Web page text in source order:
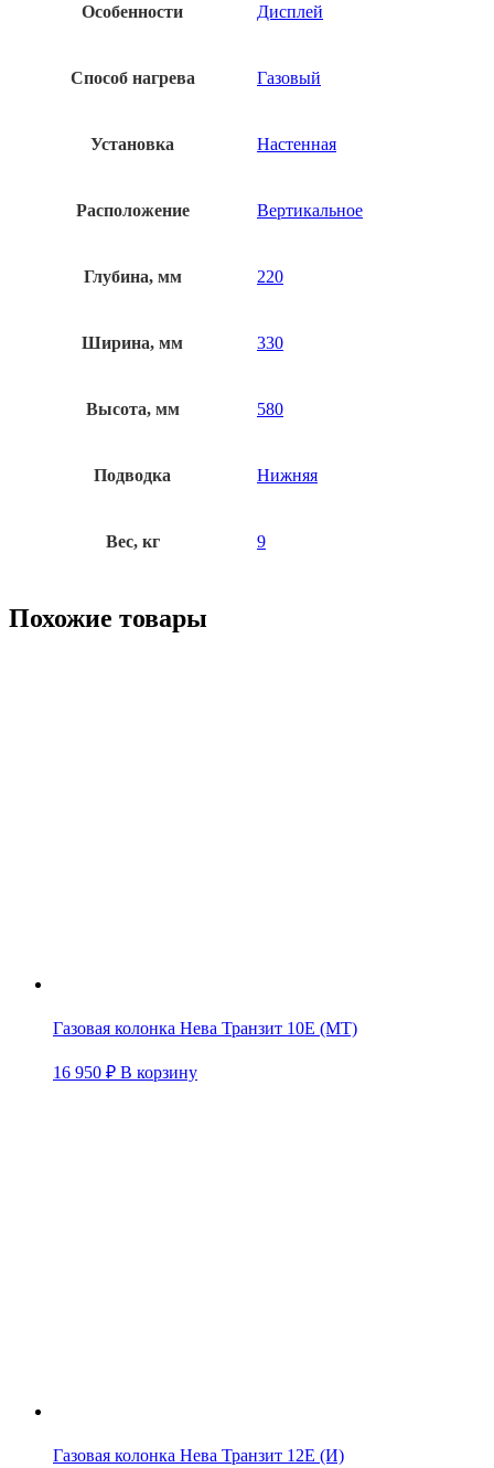
Особенности Дисплей
Способ нагрева Газовый
Установка Настенная
Расположение Вертикальное
Глубина, мм 220
Ширина, мм 330
Высота, мм 580
Подводка Нижняя
Вес, кг 9
Похожие товары
Газовая колонка Нева Транзит 10Е (МТ)
16 950 ₽ В корзину
Газовая колонка Нева Транзит 12Е (И)